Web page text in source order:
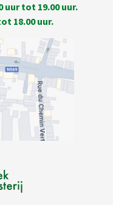
uur tot 19.00 uur.
18.00 uur.